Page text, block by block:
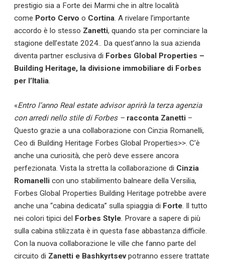
prestigio sia a Forte dei Marmi che in altre località
come Porto Cervo o Cortina. A rivelare l’importante
accordo è lo stesso Zanetti, quando sta per cominciare la
stagione dell’estate 2024.. Da quest’anno la sua azienda
diventa partner esclusiva di Forbes Global Properties –
Building Heritage, la divisione immobiliare di Forbes
per l’Italia.
«Entro l’anno Real estate advisor aprirà la terza agenzia
con arredi nello stile di Forbes – racconta Zanetti –
Questo grazie a una collaborazione con Cinzia Romanelli,
Ceo di Building Heritage Forbes Global Properties>>. C’è
anche una curiosità, che però deve essere ancora
perfezionata. Vista la stretta la collaborazione di Cinzia
Romanelli con uno stabilimento balneare della Versilia,
Forbes Global Properties Building Heritage potrebbe avere
anche una “cabina dedicata” sulla spiaggia di Forte. Il tutto
nei colori tipici del Forbes Style. Provare a sapere di più
sulla cabina stilizzata è in questa fase abbastanza difficile.
Con la nuova collaborazione le ville che fanno parte del
circuito di Zanetti e Bashkyrtsevpotranno essere trattate